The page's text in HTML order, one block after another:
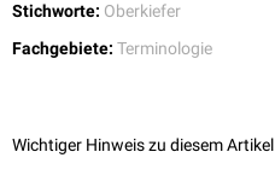
Stichworte: Oberkiefer
Fachgebiete: Terminologie
Wichtiger Hinweis zu diesem Artikel